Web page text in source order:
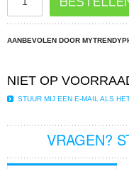
AANBEVOLEN DOOR
NIET OP
STUUR MIJ EEN E-MAIL ALS
VRAGEN?